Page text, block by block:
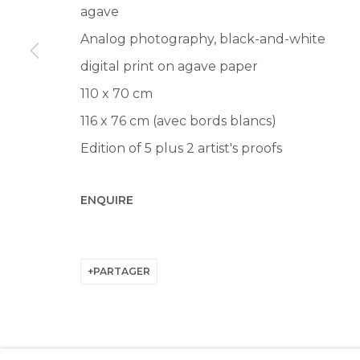
Manage cookies
© 2022 LES FILLES DU CALVAIRE SITE BY ARTLOGIC
agave
Analog photography, black-and-white
digital print on agave paper
110 x 70 cm
116 x 76 cm (avec bords blancs)
Edition of 5 plus 2 artist's proofs
ENQUIRE
PARTAGER